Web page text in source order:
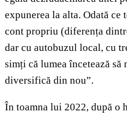
expunerea la alta. Odată
cont propriu (diferența
dar cu autobuzul local, cu
simți că lumea încetează să
diversifică din nou”.
În toamna lui 2022, după o